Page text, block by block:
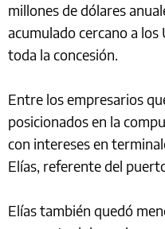
millones de dólares
acumulado cercano a
toda la concesión.
Entre los empresarios
posicionados en la
con intereses en
Elías, referente del
Elías también quedó